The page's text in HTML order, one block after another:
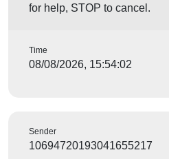
for help, STOP to cancel.
Time
08/08/2026, 15:54:02
Sender
10694720193041655217